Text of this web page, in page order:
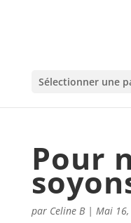
Sélectionner une
Pour
par Celine B| Mai